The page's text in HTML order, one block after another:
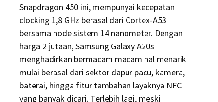
Snapdragon 450 ini, mempunyai kecepatan
clocking 1,8 GHz berasal dari Cortex-A53
bersama node sistem 14 nanometer. Dengan
harga 2 jutaan, Samsung Galaxy A20s
menghadirkan bermacam macam hal menarik
mulai berasal dari sektor dapur pacu, kamera,
baterai, hingga fitur tambahan layaknya NFC
yang banyak dicari. Terlebih lagi, meski